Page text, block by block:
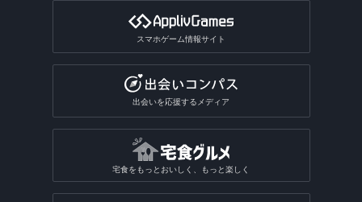
スマホゲーム情報サイト
出会いを応援するメディア
宅食をもっとおいしく、もっと楽しく